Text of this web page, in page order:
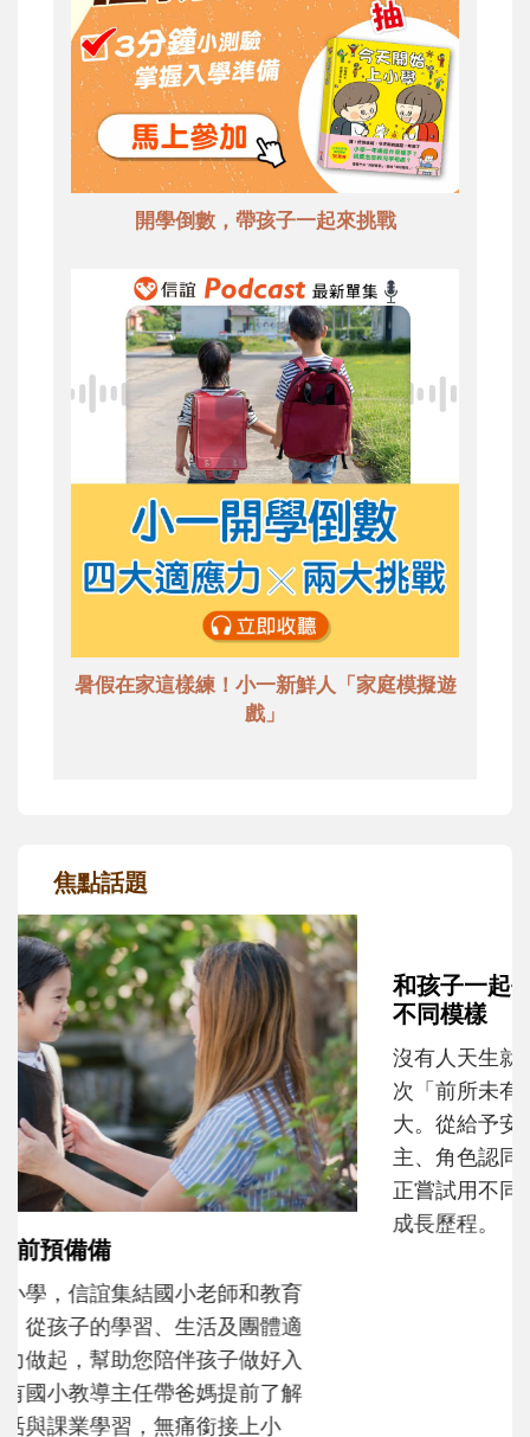
開學倒數，帶孩子一起來挑戰
暑假在家這樣練！小一新鮮人「家庭模擬遊
戲」
焦點話題
和孩子一起長大的那個男人│讀懂父親的
不同模樣
沒有人天生就擅長當爸爸！男人總是在一次
次「前所未有」的體驗中，跟著孩子一起長
大。從給予安全感的肢體遊戲，到獨立自
主、角色認同及解決問題的能力養成。爸爸
正嘗試用不同的模樣，參與孩子每個重要的